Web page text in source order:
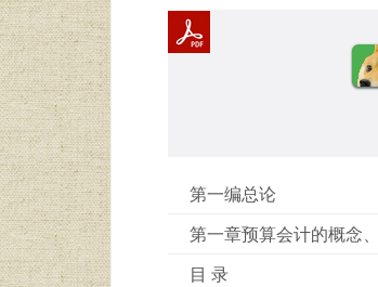
第一编总论
第一章预算会计的概念
目 录